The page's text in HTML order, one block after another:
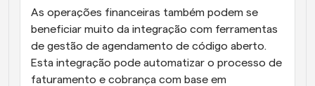
As operações financeiras também podem se
beneficiar muito da integração com ferramentas
de gestão de agendamento de código aberto.
Esta integração pode automatizar o processo de
faturamento e cobrança com base em